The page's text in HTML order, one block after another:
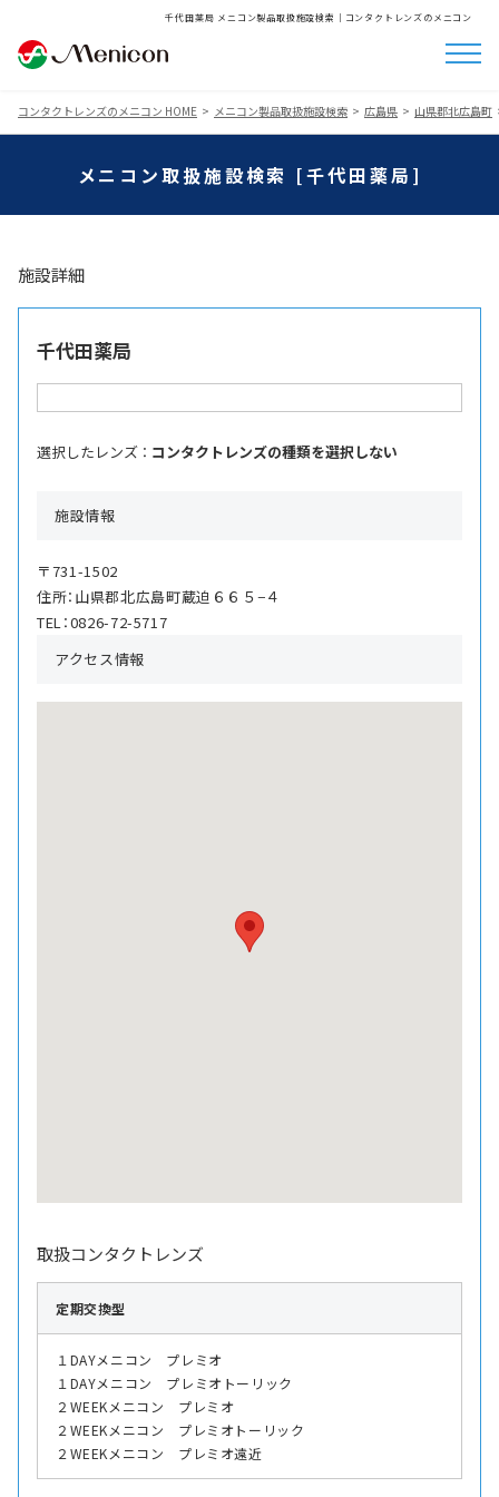
千代田薬局 メニコン製品取扱施設検索│コンタクトレンズのメニコン
コンタクトレンズのメニコン HOME メニコン製品取扱施設検索 広島県 山県郡北広島町
メニコン取扱施設検索 [千代田薬局]
施設詳細
千代田薬局
選択したレンズ ： コンタクトレンズの種類を選択しない
施設情報
〒731-1502
住所：山県郡北広島町蔵迫６６５−４
TEL：0826-72-5717
アクセス情報
取扱コンタクトレンズ
定期交換型
１DAYメニコン プレミオ
１DAYメニコン プレミオトーリック
２WEEKメニコン プレミオ
２WEEKメニコン プレミオトーリック
２WEEKメニコン プレミオ遠近